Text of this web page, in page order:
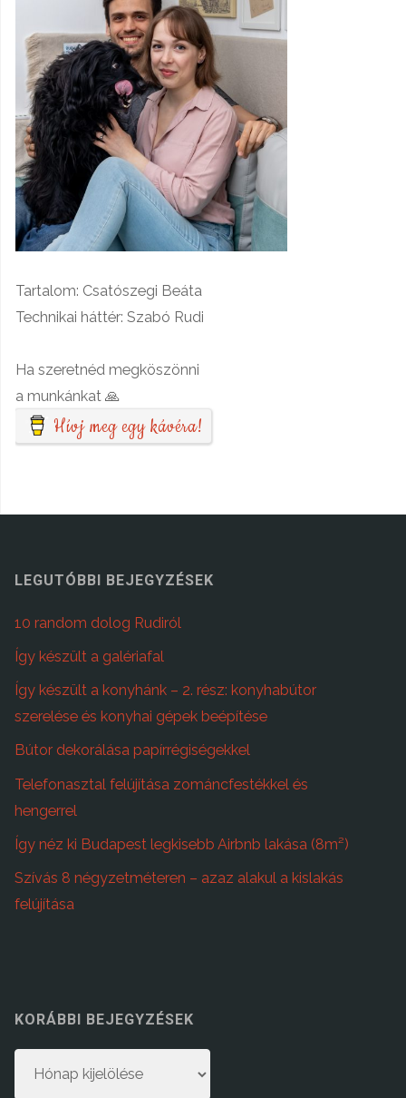
Tartalom: Csatószegi Beáta
Technikai háttér: Szabó Rudi
Ha szeretnéd megköszönni
a munkánkat 🙏
Hívj meg egy kávéra!
LEGUTÓBBI BEJEGYZÉSEK
10 random dolog Rudiról
Így készült a galériafal
Így készült a konyhánk – 2. rész: konyhabútor
szerelése és konyhai gépek beépítése
Bútor dekorálása papírrégiségekkel
Telefonasztal felújítása zománcfestékkel és
hengerrel
Így néz ki Budapest legkisebb Airbnb lakása (8m²)
Szívás 8 négyzetméteren – azaz alakul a kislakás
felújítása
KORÁBBI BEJEGYZÉSEK
bejegyzések